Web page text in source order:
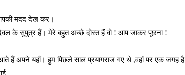
मदद देख कर।
के सुपुत्र हैं। मेरे बहुत अच्छे दोस्त हैं वो ! आप जाकर पूछना !
हैं अपने यहाँ। हुम पिछले साल प्रयागराज गए थे ,वहां पर एक जगह है